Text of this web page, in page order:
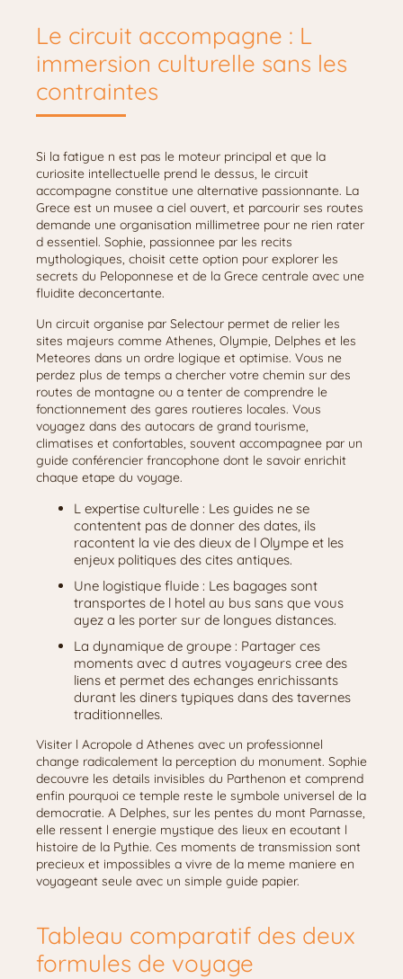
Le circuit accompagne : L
immersion culturelle sans les
contraintes
Si la fatigue n est pas le moteur principal et que la
curiosite intellectuelle prend le dessus, le circuit
accompagne constitue une alternative passionnante. La
Grece est un musee a ciel ouvert, et parcourir ses routes
demande une organisation millimetree pour ne rien rater
d essentiel. Sophie, passionnee par les recits
mythologiques, choisit cette option pour explorer les
secrets du Peloponnese et de la Grece centrale avec une
fluidite deconcertante.
Un circuit organise par Selectour permet de relier les
sites majeurs comme Athenes, Olympie, Delphes et les
Meteores dans un ordre logique et optimise. Vous ne
perdez plus de temps a chercher votre chemin sur des
routes de montagne ou a tenter de comprendre le
fonctionnement des gares routieres locales. Vous
voyagez dans des autocars de grand tourisme,
climatises et confortables, souvent accompagnee par un
guide conférencier francophone dont le savoir enrichit
chaque etape du voyage.
L expertise culturelle : Les guides ne se
contentent pas de donner des dates, ils
racontent la vie des dieux de l Olympe et les
enjeux politiques des cites antiques.
Une logistique fluide : Les bagages sont
transportes de l hotel au bus sans que vous
ayez a les porter sur de longues distances.
La dynamique de groupe : Partager ces
moments avec d autres voyageurs cree des
liens et permet des echanges enrichissants
durant les diners typiques dans des tavernes
traditionnelles.
Visiter l Acropole d Athenes avec un professionnel
change radicalement la perception du monument. Sophie
decouvre les details invisibles du Parthenon et comprend
enfin pourquoi ce temple reste le symbole universel de la
democratie. A Delphes, sur les pentes du mont Parnasse,
elle ressent l energie mystique des lieux en ecoutant l
histoire de la Pythie. Ces moments de transmission sont
precieux et impossibles a vivre de la meme maniere en
voyageant seule avec un simple guide papier.
Tableau comparatif des deux
formules de voyage